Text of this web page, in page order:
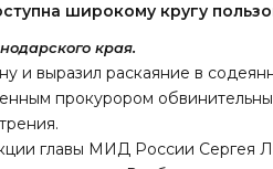
широкому кругу
края.
и выразил раскаяние в
прокурором
главы МИД России Сергея